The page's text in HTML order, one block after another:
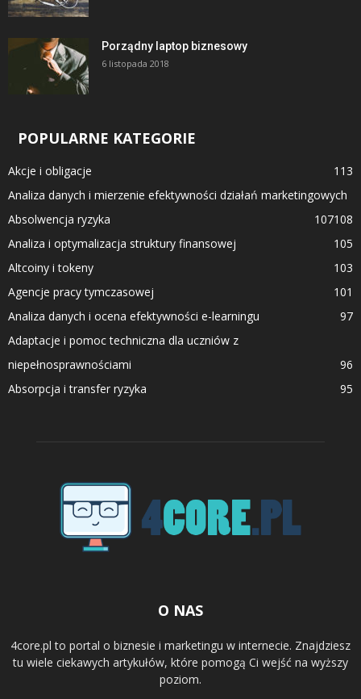
Porządny laptop biznesowy
6 listopada 2018
POPULARNE KATEGORIE
Akcje i obligacje
113
Analiza danych i mierzenie efektywności działań marketingowych
108
Absolwencja ryzyka
107
Analiza i optymalizacja struktury finansowej
105
Altcoiny i tokeny
103
Agencje pracy tymczasowej
101
Analiza danych i ocena efektywności e-learningu
97
Adaptacje i pomoc techniczna dla uczniów z
niepełnosprawnościami
96
Absorpcja i transfer ryzyka
95
O NAS
4core.pl to portal o biznesie i marketingu w internecie. Znajdziesz
tu wiele ciekawych artykułów, które pomogą Ci wejść na wyższy
poziom.